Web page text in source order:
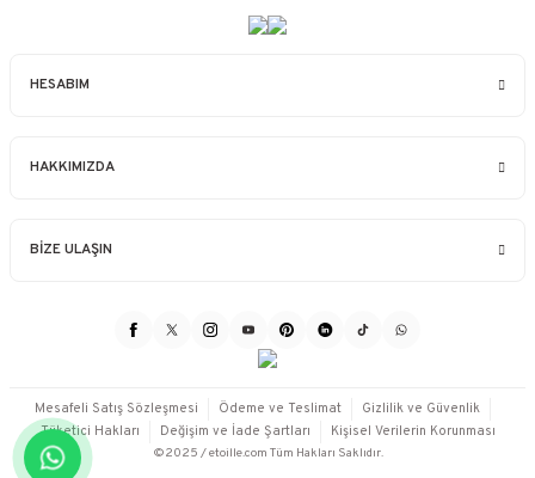
HESABIM
HAKKIMIZDA
BİZE ULAŞIN
©2025 / etoille.com Tüm Hakları Saklıdır.
Mesafeli Satış Sözleşmesi Ödeme ve Teslimat
Gizlilik ve Güvenlik
Tüketici Hakları
Değişim ve İade Şartları Kişisel Verilerin Korunması